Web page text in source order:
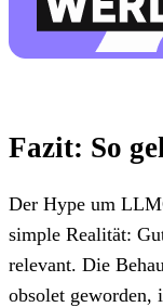
Fazit: So
Der Hype um
simple Realität:
relevant. Die
obsolet